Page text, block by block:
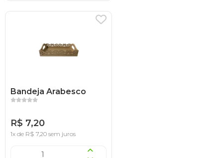
Bandeja Arabesco
R$ 7,20
1x de R$ 7,20 sem juros